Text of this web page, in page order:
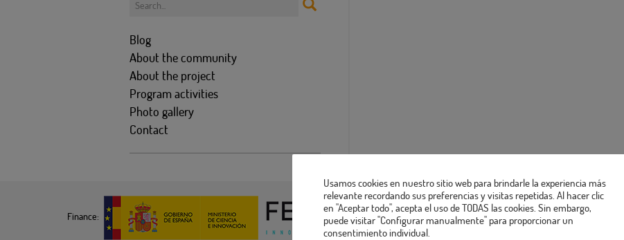
Blog
About the community
About the project
Program activities
Photo gallery
Contact
Finance:
Usamos cookies en nuestro sitio web para brindarle la experiencia más
relevante recordando sus preferencias y visitas repetidas. Al hacer clic
en "Aceptar todo", acepta el uso de TODAS las cookies. Sin embargo,
puede visitar "Configurar manualmente" para proporcionar un
consentimiento individual.